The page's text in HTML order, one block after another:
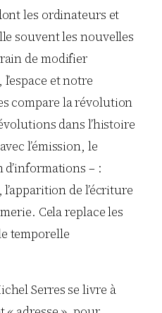
les ordinateurs et
souvent les nouvelles
de modifier
et notre
compare la révolution
dans l’histoire
l’émission, le
– :
de l’écriture
Cela replace les
temporelle
Serres se livre à